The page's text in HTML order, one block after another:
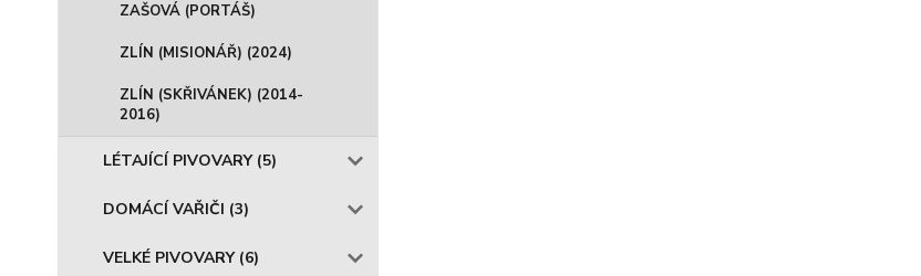
ZAŠOVÁ (PORTÁŠ)
ZLÍN (MISIONÁŘ) (2024)
ZLÍN (SKŘIVÁNEK) (2014-
2016)
LÉTAJÍCÍ PIVOVARY (5)
DOMÁCÍ VAŘIČI (3)
VELKÉ PIVOVARY (6)